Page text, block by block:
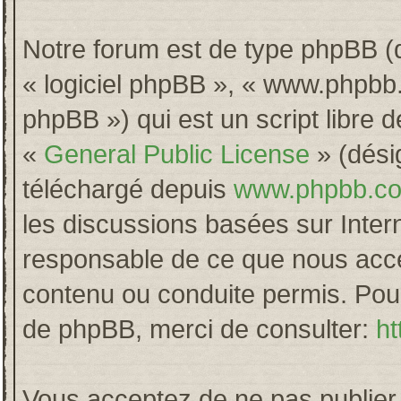
Notre forum est de type phpBB
« logiciel phpBB », «
phpBB ») qui est un script libre
« General Public License »
téléchargé depuis
les discussions basées sur
responsable de ce que nous
contenu ou conduite permis.
de phpBB, merci de consulter: